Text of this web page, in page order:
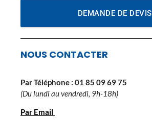
DEMANDE DE DEVIS
NOUS CONTACTER
Par Téléphone : 01 85 09 69 75
(Du lundi au vendredi, 9h-18h)
Par Email